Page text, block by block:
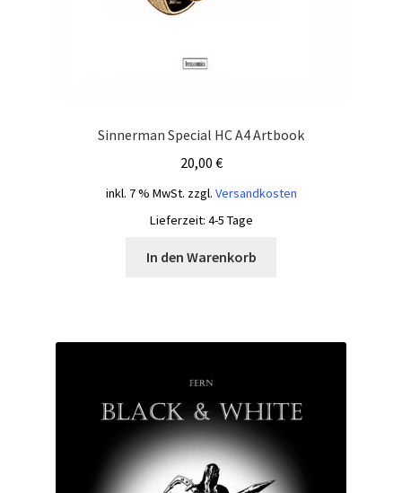
Sinnerman Special HC A4 Artbook
20,00 €
inkl. 7 % MwSt. zzgl. Versandkosten
Lieferzeit: 4-5 Tage
In den Warenkorb